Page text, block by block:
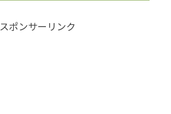
スポンサーリンク